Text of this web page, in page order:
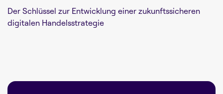
Der Schlüssel zur Entwicklung einer zukunftssicheren
digitalen Handelsstrategie